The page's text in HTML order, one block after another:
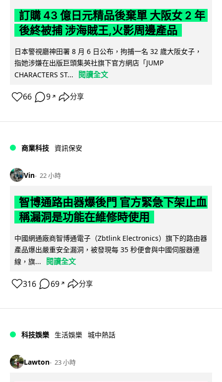
訂購 43 億日元精品後棄單 大阪女 2 年
後終被捕 涉海賊王,火影周邊產品
日本警視廳神田署 8 月 6 日公布，拘捕一名 32 歲大阪女子，
指她涉嫌在出版巨頭集英社旗下官方網店「JUMP
CHARACTERS ST...
閱讀全文
66 9 ↗ 分享
商業科技 資訊保安
Vin 22 小時
智博通路由器爆後門 官方緊急下架止血
稱漏洞是功能在維修時使用
中國網通廠商智博通電子（Zbtlink Electronics）旗下的路由器
產品爆出嚴重安全漏洞，被發現每 35 秒便會與中國伺服器連
線，旗...
閱讀全文
316 69 ↗ 分享
科技娛樂 生活娛樂 城中熱話
Lawton 23 小時